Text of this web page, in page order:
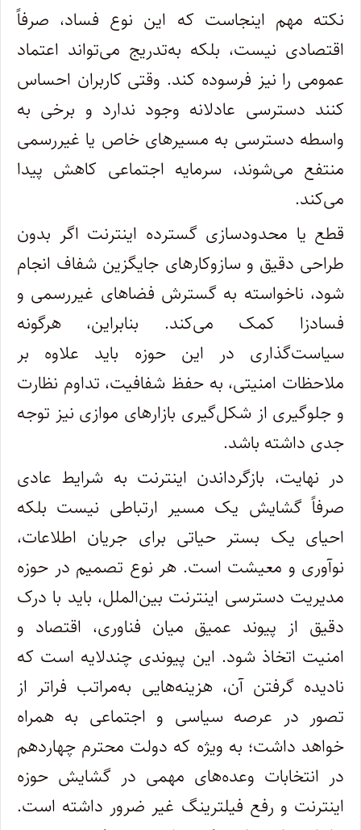
نکته مهم اینجاست که این نوع فساد، صرفاً
اقتصادی نیست، بلکه به‌تدریج می‌تواند اعتماد
عمومی را نیز فرسوده کند. وقتی کاربران احساس
کنند دسترسی عادلانه وجود ندارد و برخی به
واسطه دسترسی به مسیرهای خاص یا غیررسمی
منتفع می‌شوند، سرمایه اجتماعی کاهش پیدا
می‌کند.
قطع یا محدودسازی گسترده اینترنت اگر بدون
طراحی دقیق و سازوکارهای جایگزین شفاف انجام
شود، ناخواسته به گسترش فضاهای غیررسمی و
فسادزا کمک می‌کند. بنابراین، هرگونه
سیاست‌گذاری در این حوزه باید علاوه بر
ملاحظات امنیتی، به حفظ شفافیت، تداوم نظارت
و جلوگیری از شکل‌گیری بازارهای موازی نیز توجه
جدی داشته باشد.
در نهایت، بازگرداندن اینترنت به شرایط عادی
صرفاً گشایش یک مسیر ارتباطی نیست بلکه
احیای یک بستر حیاتی برای جریان اطلاعات،
نوآوری و معیشت است. هر نوع تصمیم در حوزه
مدیریت دسترسی اینترنت بین‌الملل، باید با درک
دقیق از پیوند عمیق میان فناوری، اقتصاد و
امنیت اتخاذ شود. این پیوندی چندلایه است که
نادیده گرفتن آن، هزینه‌هایی به‌مراتب فراتر از
تصور در عرصه سیاسی و اجتماعی به همراه
خواهد داشت؛ به ویژه که دولت محترم چهاردهم
در انتخابات وعده‌های مهمی در گشایش حوزه
اینترنت و رفع فیلترینگ غیر ضرور داشته است.